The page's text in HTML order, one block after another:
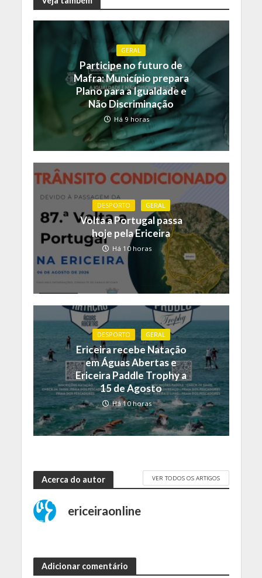
GERAL
Participe no futuro de
Mafra: Município prepara
Plano para a Igualdade e
Não Discriminação
Há 9 horas
DESPORTO GERAL
Volta a Portugal passa
hoje pela Ericeira
Há 10 horas
DESPORTO GERAL
Ericeira recebe Natação
em Águas Abertas e
Ericeira Paddle Trophy a
15 de Agosto
Há 10 horas
Acerca do autor VER TODOS OS ARTIGOS
ericeiraonline
Adicionar comentário